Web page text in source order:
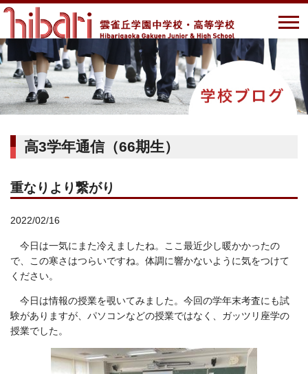
高3学年通信（66期生）
重なりより繋がり
2022/02/16
今日は一気にまた冷えましたね。ここ最近少し暖かかったの
で、この寒さはつらいですね。体調に響かないように気をつけて
ください。
今日は情報の授業を覗いてみました。今回の学年末考査にも試
験がありますが、パソコンなどの授業ではなく、ガッツリ座学の
授業でした。